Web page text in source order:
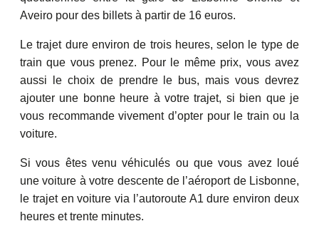
Aveiro pour des billets à partir de 16 euros.
Le trajet dure environ de trois heures, selon le type de
train que vous prenez. Pour le même prix, vous avez
aussi le choix de prendre le bus, mais vous devrez
ajouter une bonne heure à votre trajet, si bien que je
vous recommande vivement d’opter pour le train ou la
voiture.
Si vous êtes venu véhiculés ou que vous avez loué
une voiture à votre descente de l’aéroport de Lisbonne,
le trajet en voiture via l’autoroute A1 dure environ deux
heures et trente minutes.